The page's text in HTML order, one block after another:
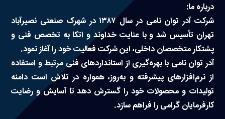
درباره ما:
شرکت آدر توان نامی در سال ۱۳۸۷ در شهرک صنعتی نصیرآباد
تهران تأسیس شد و با عنایت خداوند و اتکا به تخصص فنی و
پشتکار متخصصان داخلی، این شرکت فعالیت خود را آغاز نمود.
آدر توان نامی با بهره‌گیری از استانداردهای فنی مرتبط و استفاده
از نرم‌افزارهای پیشرفته و به‌روز، همواره در تلاش است دامنه
تولیدات و محصولات خود را گسترش دهد تا آسایش و رضایت
کارفرمایان گرامی را فراهم سازد.